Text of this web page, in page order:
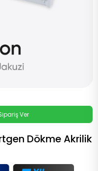
Ver
Dökme Akrilik